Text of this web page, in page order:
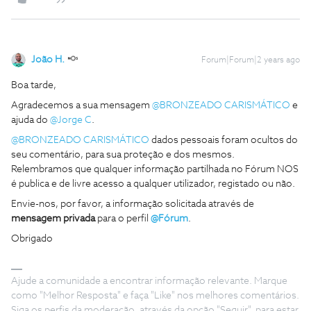
João H. Forum|Forum|2 years ago
Boa tarde,
Agradecemos a sua mensagem @BRONZEADO CARISMÁTICO e
ajuda do @Jorge C.
@BRONZEADO CARISMÁTICO dados pessoais foram ocultos do
seu comentário, para sua proteção e dos mesmos.
Relembramos que qualquer informação partilhada no Fórum NOS
é publica e de livre acesso a qualquer utilizador, registado ou não.
Envie-nos, por favor, a informação solicitada através de
mensagem privadapara o perfil @Fórum.
Obrigado
Ajude a comunidade a encontrar informação relevante. Marque
como "Melhor Resposta" e faça "Like" nos melhores comentários.